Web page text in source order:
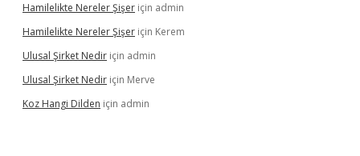
Hamilelikte Nereler Şişer için admin
Hamilelikte Nereler Şişer için Kerem
Ulusal Şirket Nedir için admin
Ulusal Şirket Nedir için Merve
Koz Hangi Dilden için admin